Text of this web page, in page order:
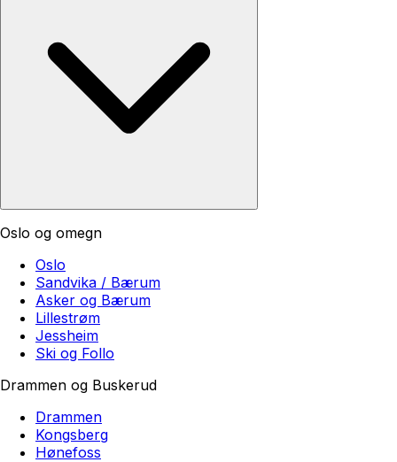
Oslo og omegn
Oslo
Sandvika / Bærum
Asker og Bærum
Lillestrøm
Jessheim
Ski og Follo
Drammen og Buskerud
Drammen
Kongsberg
Hønefoss